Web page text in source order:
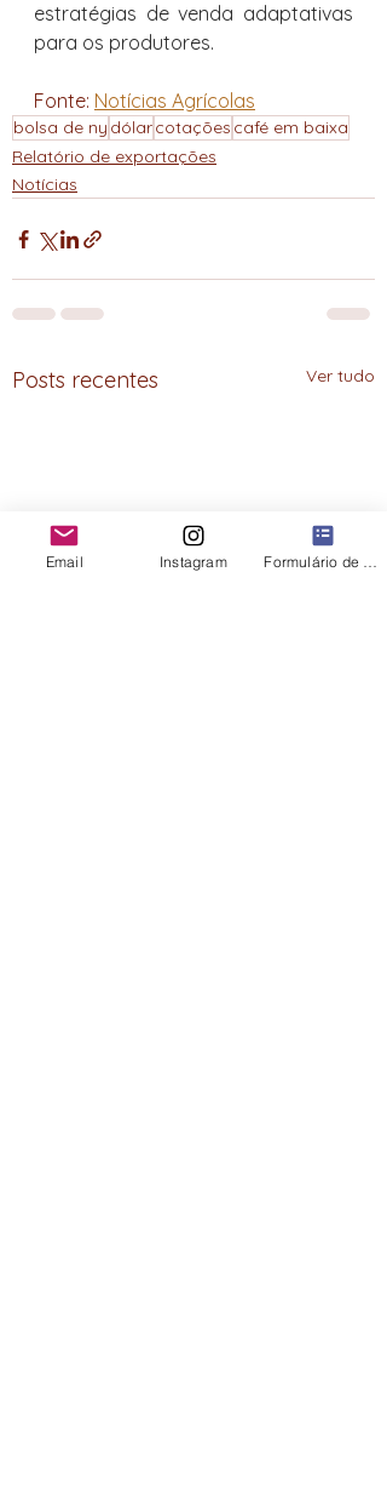
estratégias de venda adaptativas
para os produtores.
Fonte: Notícias Agrícolas
bolsa de ny dólarcotações café em baixa
Relatório de exportações
Notícias
Posts recentes Ver tudo
Email Instagram